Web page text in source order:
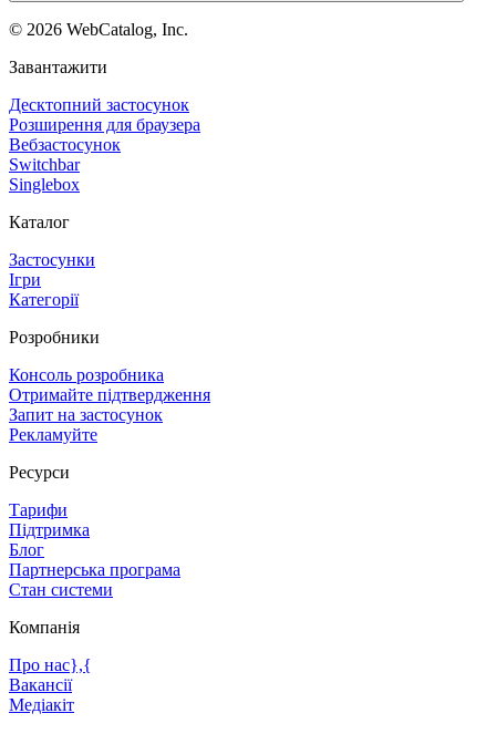
© 2026 WebCatalog, Inc.
Завантажити
Десктопний застосунок
Розширення для браузера
Вебзастосунок
Switchbar
Singlebox
Каталог
Застосунки
Ігри
Категорії
Розробники
Консоль розробника
Отримайте підтвердження
Запит на застосунок
Рекламуйте
Ресурси
Тарифи
Підтримка
Блог
Партнерська програма
Стан системи
Компанія
Про нас},{
Вакансії
Медіакіт